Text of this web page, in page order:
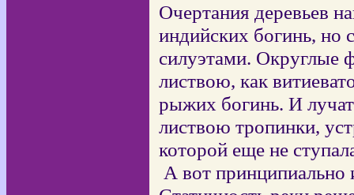
Очертания деревьев
индийских богинь, но
силуэтами. Округлые
листвою, как
рыжих богинь. И
листвою тропинки,
которой еще не
А вот принципиально